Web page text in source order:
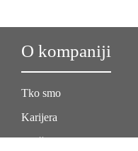
O kompaniji
Tko smo
Karijera
Održivost